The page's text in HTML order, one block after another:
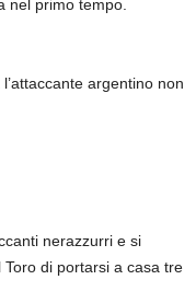
nel primo tempo.
argentino non
nerazzurri e si
Toro di portarsi a casa tre